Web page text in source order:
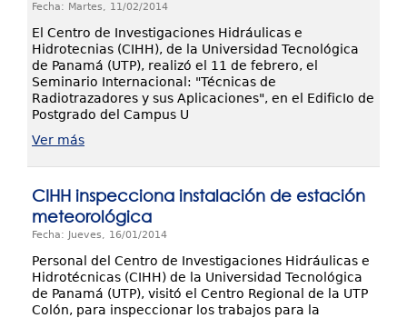
Fecha: Martes, 11/02/2014
El Centro de Investigaciones Hidráulicas e
Hidrotecnias (CIHH), de la Universidad Tecnológica
de Panamá (UTP), realizó el 11 de febrero, el
Seminario Internacional: "Técnicas de
Radiotrazadores y sus Aplicaciones", en el EdificIo de
Postgrado del Campus U
Ver más
CIHH inspecciona instalación de estación
meteorológica
Fecha: Jueves, 16/01/2014
Personal del Centro de Investigaciones Hidráulicas e
Hidrotécnicas (CIHH) de la Universidad Tecnológica
de Panamá (UTP), visitó el Centro Regional de la UTP
Colón, para inspeccionar los trabajos para la